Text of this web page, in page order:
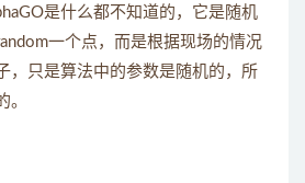
是什么都不知道的，它是随机
一个点，而是根据现场的情况
，只是算法中的参数是随机的，所
。